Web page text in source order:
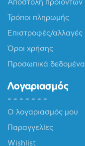
Αποστολή προϊόντων
Τρόποι πληρωμής
Επιστροφές/αλλαγές
Όροι χρήσης
Προσωπικά δεδομένα
Λογαριασμός
Ο λογαριασμός μου
Παραγγελίες
Wishlist